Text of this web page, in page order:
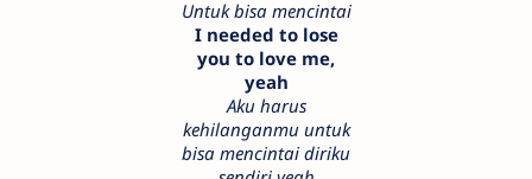
Untuk bisa mencintai
I needed to lose
you to love me,
yeah
Aku harus
kehilanganmu untuk
bisa mencintai diriku